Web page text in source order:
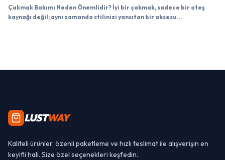
Çakmak Bakımı Neden Önemlidir? İyi bir çakmak, sadece bir ateş
kaynağı değil; aynı zamanda stilinizi yansıtan bir aksesu...
LUSTWAY
Kaliteli ürünler, özenli paketleme ve hızlı teslimat ile alışverişin en
keyifli hali. Size özel seçenekleri keşfedin.